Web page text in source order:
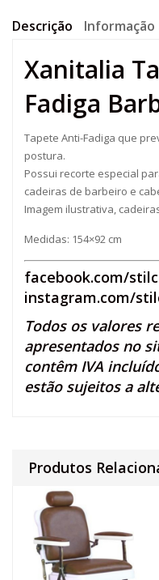
Descrição Informação
Xanitalia
Fadiga
Tapete Anti-Fadiga que
postura.
Possui recorte especial
cadeiras de barbeiro e
Imagem ilustrativa,
Medidas: 154×92 cm
facebook.com/
instagram.com/
Todos os valores
apresentados no
contêm IVA
estão sujeitos a
Produtos